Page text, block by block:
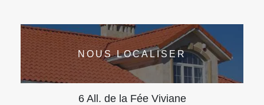
NOUS LOCALISER
6 All. de la Fée Viviane